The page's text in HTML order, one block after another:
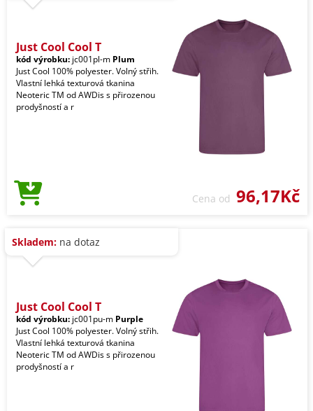
Just Cool Cool T
kód výrobku: jc001pl-m Plum
Just Cool 100% polyester. Volný střih.
Vlastní lehká texturová tkanina
Neoteric TM od AWDis s přirozenou
prodyšností a r
Cena od 96,17Kč
Skladem: na dotaz
Just Cool Cool T
kód výrobku: jc001pu-m Purple
Just Cool 100% polyester. Volný střih.
Vlastní lehká texturová tkanina
Neoteric TM od AWDis s přirozenou
prodyšností a r